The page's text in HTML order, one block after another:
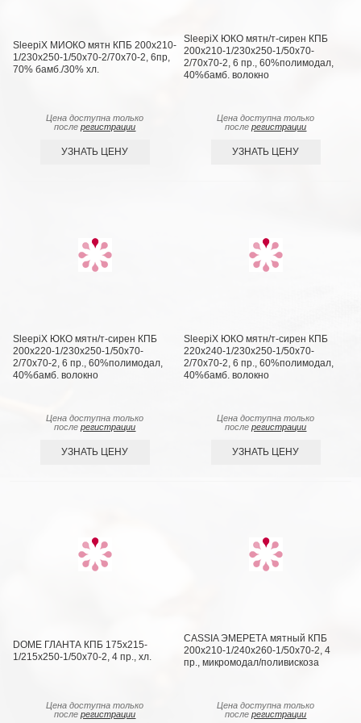
SleepiX МИОКО мятн КПБ 200х210-
1/230х250-1/50х70-2/70х70-2, 6пр,
70% бамб./30% хл.
Цена доступна только
послерегистрации
УЗНАТЬ ЦЕНУ
SleepiX ЮКО мятн/т-сирен КПБ
200х210-1/230х250-1/50х70-
2/70х70-2, 6 пр., 60%полимодал,
40%бамб. волокно
Цена доступна только
послерегистрации
УЗНАТЬ ЦЕНУ
SleepiX ЮКО мятн/т-сирен КПБ
200х220-1/230х250-1/50х70-
2/70х70-2, 6 пр., 60%полимодал,
40%бамб. волокно
Цена доступна только
послерегистрации
УЗНАТЬ ЦЕНУ
SleepiX ЮКО мятн/т-сирен КПБ
220х240-1/230х250-1/50х70-
2/70х70-2, 6 пр., 60%полимодал,
40%бамб. волокно
Цена доступна только
послерегистрации
УЗНАТЬ ЦЕНУ
DOME ГЛАНТА КПБ 175х215-
1/215х250-1/50х70-2, 4 пр., хл.
Цена доступна только
послерегистрации
CASSIA ЭМЕРЕТА мятный КПБ
200х210-1/240х260-1/50х70-2, 4
пр., микромодал/поливискоза
Цена доступна только
послерегистрации